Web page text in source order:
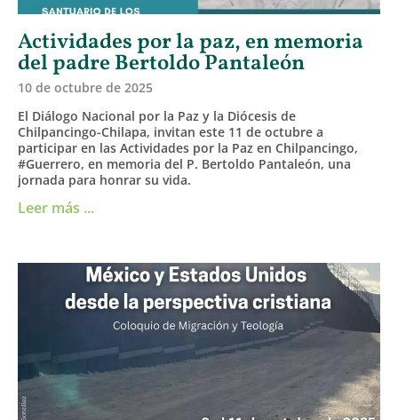
Actividades por la paz, en memoria
del padre Bertoldo Pantaleón
10 de octubre de 2025
El Diálogo Nacional por la Paz y la Diócesis de
Chilpancingo-Chilapa, invitan este 11 de octubre a
participar en las Actividades por la Paz en Chilpancingo,
#Guerrero, en memoria del P. Bertoldo Pantaleón, una
jornada para honrar su vida.
Leer más ...